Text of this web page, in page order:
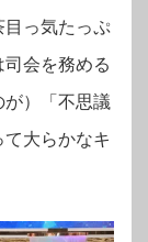
目っ気たっぷ
会を務める
）「不思議
大らかなキ